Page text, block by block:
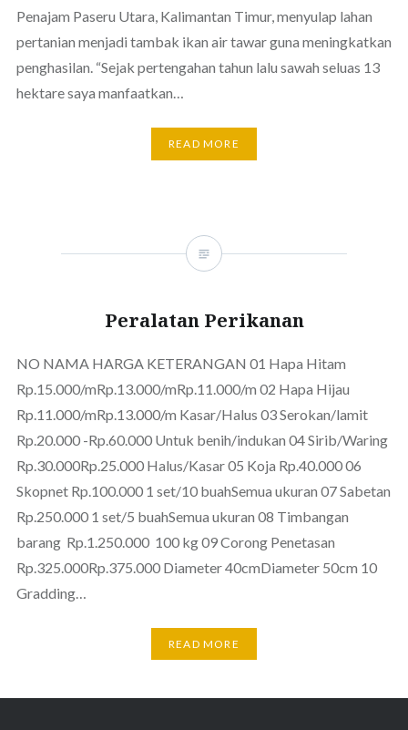
Penajam Paseru Utara, Kalimantan Timur, menyulap lahan
pertanian menjadi tambak ikan air tawar guna meningkatkan
penghasilan. “Sejak pertengahan tahun lalu sawah seluas 13
hektare saya manfaatkan…
READ MORE
Peralatan Perikanan
NO NAMA HARGA KETERANGAN 01 Hapa Hitam
Rp.15.000/mRp.13.000/mRp.11.000/m 02 Hapa Hijau
Rp.11.000/mRp.13.000/m Kasar/Halus 03 Serokan/lamit
Rp.20.000 -Rp.60.000 Untuk benih/indukan 04 Sirib/Waring
Rp.30.000Rp.25.000 Halus/Kasar 05 Koja Rp.40.000 06
Skopnet Rp.100.000 1 set/10 buahSemua ukuran 07 Sabetan
Rp.250.000 1 set/5 buahSemua ukuran 08 Timbangan
barang Rp.1.250.000 100 kg 09 Corong Penetasan
Rp.325.000Rp.375.000 Diameter 40cmDiameter 50cm 10
Gradding…
READ MORE